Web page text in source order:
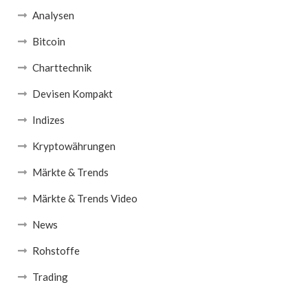
Analysen
Bitcoin
Charttechnik
Devisen Kompakt
Indizes
Kryptowährungen
Märkte & Trends
Märkte & Trends Video
News
Rohstoffe
Trading